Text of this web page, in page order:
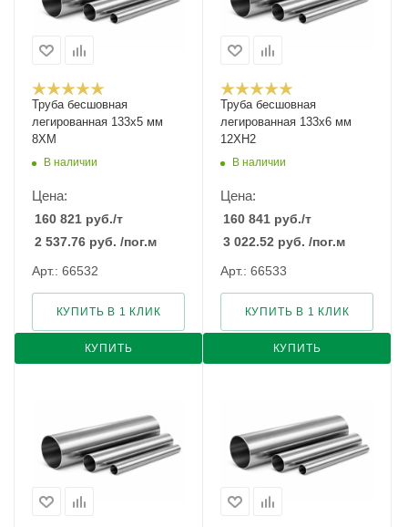
Труба бесшовная
легированная 133х5 мм
8ХМ
В наличии
Цена:
160 821 руб./т
2 537.76 руб. /пог.м
Арт.: 66532
КУПИТЬ
КУПИТЬ В 1 КЛИК
Труба бесшовная
легированная 133х6 мм
12ХН2
В наличии
Цена:
160 841 руб./т
3 022.52 руб. /пог.м
Арт.: 66533
КУПИТЬ
КУПИТЬ В 1 КЛИК